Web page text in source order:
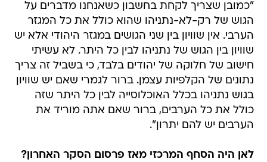
"כמובן שצריך לקחת בחשבון כשאנחנו מדברים על
הגוש של רק-לא-נתניהו שהוא כולל את כל המגזר
הערבי. אין שוויון בין שני הגושים במגזר היהודי אלא יש
שוויון בין הגוש של נתניהו לבין כל היתר. לא עשיתי
חישוב של חלוקה של יהודים בלבד, כי בשביל זה צריך
נתונים של הקלפיות עצמן. ברור לגמרי שאם יש שוויון
בגוש נתניהו בכלל האוכלוסייה לבין כל היתר שזה
כולל את כל הערבים, ברור שאם אתה מוריד את
הערבים יש להם יתרון".
לאן היה הסחף המרכזי מאז פרסום הסקר האחרון?